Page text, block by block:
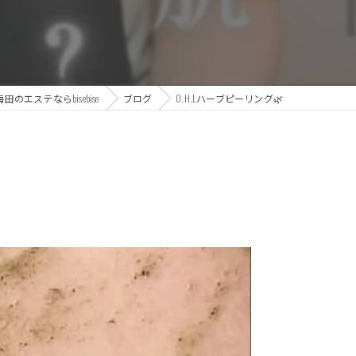
のエステならbisebise ブログ O.H.Lハーブピーリング🌿